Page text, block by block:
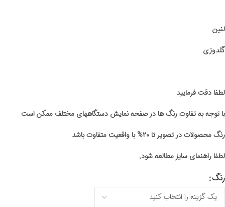
لنین
گلدوزی
لطفا دقت فرمایید
با توجه به تفاوت رنگ ها در صفحه نمایش دستگاههای مختلف ممکن است
رنگ محصولات در تصویر تا ۲۰% با واقعیت متفاوت باشد
لطفا راهنمای سایز مطالعه شود.
رنگ